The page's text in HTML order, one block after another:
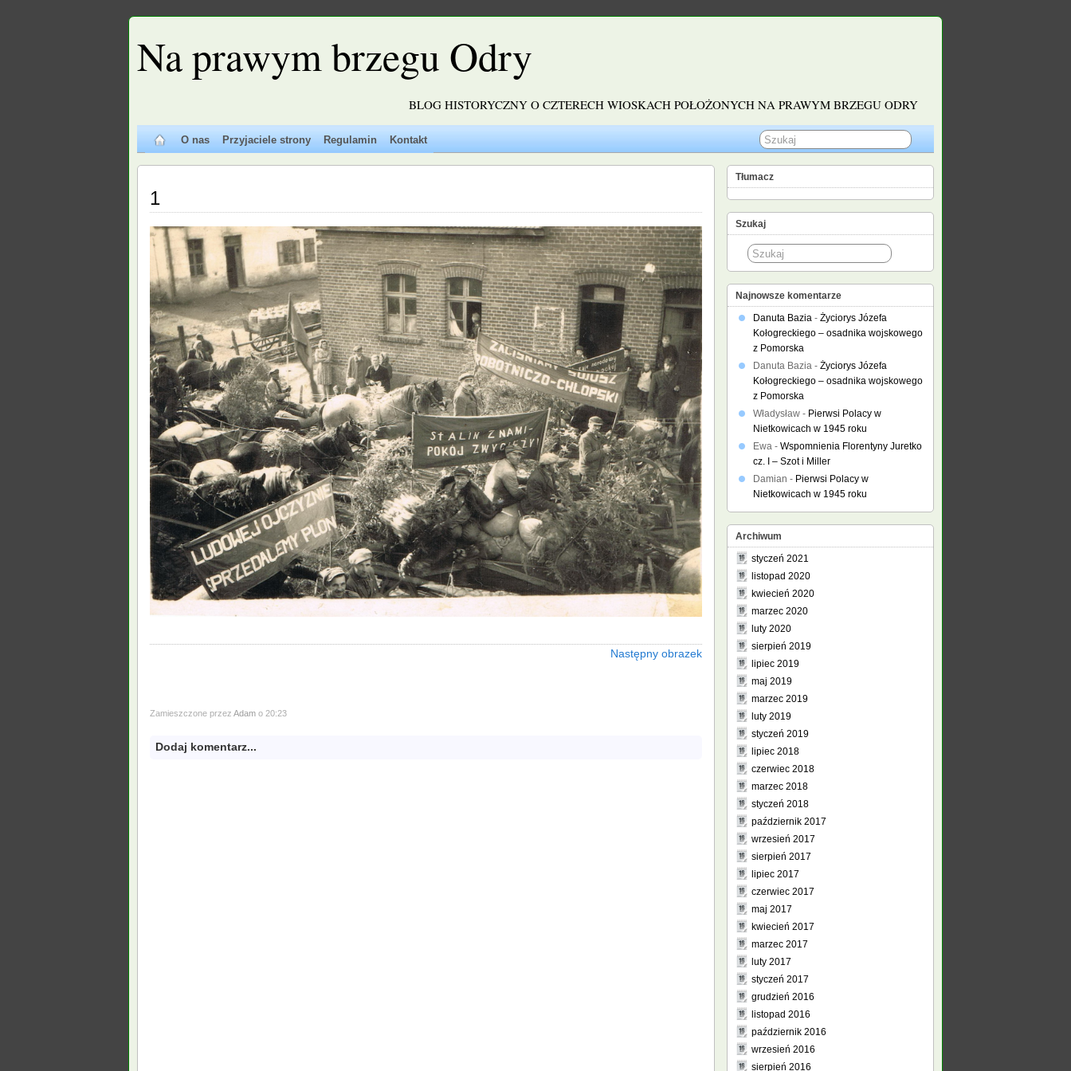
Na prawym brzegu Odry
BLOG HISTORYCZNY O CZTERECH WIOSKACH POŁOŻONYCH NA PRAWYM BRZEGU ODRY
O nas Przyjaciele strony Regulamin Kontakt
1
Następny obrazek
Zamieszczone przez Adam o 20:23
Dodaj komentarz...
Tłumacz
Szukaj
Najnowsze komentarze
Danuta Bazia - Życiorys Józefa
Kołogreckiego – osadnika wojskowego
z Pomorska
Danuta Bazia - Życiorys Józefa
Kołogreckiego – osadnika wojskowego
z Pomorska
Władysław - Pierwsi Polacy w
Nietkowicach w 1945 roku
Ewa - Wspomnienia Florentyny Juretko
cz. I – Szot i Miller
Damian - Pierwsi Polacy w
Nietkowicach w 1945 roku
Archiwum
styczeń 2021
listopad 2020
kwiecień 2020
marzec 2020
luty 2020
sierpień 2019
lipiec 2019
maj 2019
marzec 2019
luty 2019
styczeń 2019
lipiec 2018
czerwiec 2018
marzec 2018
styczeń 2018
październik 2017
wrzesień 2017
sierpień 2017
lipiec 2017
czerwiec 2017
maj 2017
kwiecień 2017
marzec 2017
luty 2017
styczeń 2017
grudzień 2016
listopad 2016
październik 2016
wrzesień 2016
sierpień 2016